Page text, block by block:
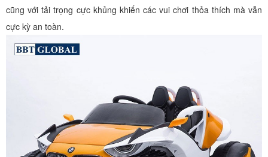
cũng với tải trọng cực khủng khiến các vui chơi thỏa thích mà vẫn
cực kỳ an toàn.